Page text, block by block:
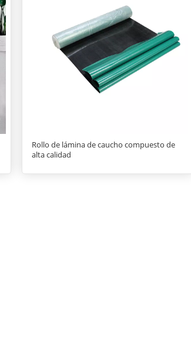
Rollo de lámina de caucho compuesto de
alta calidad